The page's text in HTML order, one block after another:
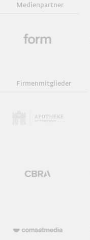
Medienpartner
Firmenmitglieder